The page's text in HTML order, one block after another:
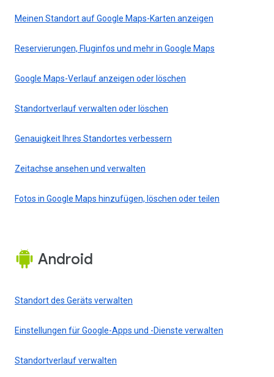
Meinen Standort auf Google Maps-Karten anzeigen
Reservierungen, Fluginfos und mehr in Google Maps
Google Maps-Verlauf anzeigen oder löschen
Standortverlauf verwalten oder löschen
Genauigkeit Ihres Standortes verbessern
Zeitachse ansehen und verwalten
Fotos in Google Maps hinzufügen, löschen oder teilen
Android
Standort des Geräts verwalten
Einstellungen für Google-Apps und -Dienste verwalten
Standortverlauf verwalten